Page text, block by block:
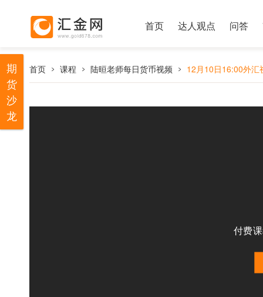
首页 达人观点 问答
首页 课程 陆晅老师每日货币视频 12月10日16:00外汇
付费
期
货
沙
龙